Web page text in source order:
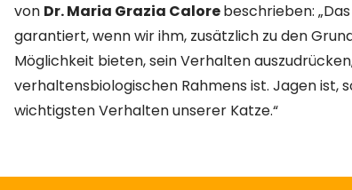
von Dr. Maria Grazia Calorebeschrieben:
garantiert, wenn wir ihm, zusätzlich zu den
Möglichkeit bieten, sein Verhalten
verhaltensbiologischen Rahmens ist. Jagen ist,
wichtigsten Verhalten unserer Katze.“